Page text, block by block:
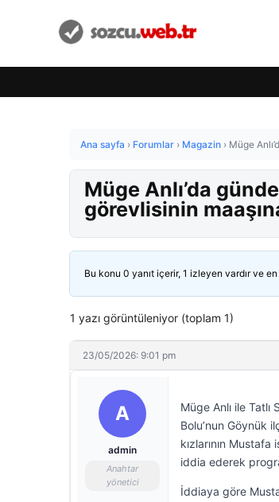
Ana sayfa › Forumlar › Magazin › Müge
Müge Anlı’da
görevlisinin
Bu konu 0 yanıt içerir, 1 izleyen vardır ve en
1 yazı görüntüleniyor (toplam 1)
23/05/2026: 9:01 pm
A
admin
Anahtar
yönetici
Müge Anlı ile
Bolu’nun Göynük
kızlarının Mustafa
iddia ederek
İddiaya göre